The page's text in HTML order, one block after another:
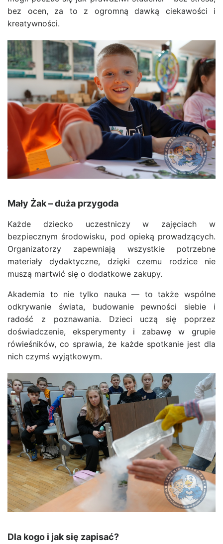
bez ocen, za to z ogromną dawką ciekawości i
kreatywności.
Mały Żak – duża przygoda
Każde dziecko uczestniczy w zajęciach w
bezpiecznym środowisku, pod opieką prowadzących.
Organizatorzy zapewniają wszystkie potrzebne
materiały dydaktyczne, dzięki czemu rodzice nie
muszą martwić się o dodatkowe zakupy.
Akademia to nie tylko nauka — to także wspólne
odkrywanie świata, budowanie pewności siebie i
radość z poznawania. Dzieci uczą się poprzez
doświadczenie, eksperymenty i zabawę w grupie
rówieśników, co sprawia, że każde spotkanie jest dla
nich czymś wyjątkowym.
Dla kogo i jak się zapisać?